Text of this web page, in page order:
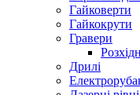
Гайковерти
Гайкокрути
Гравери
Дрилі